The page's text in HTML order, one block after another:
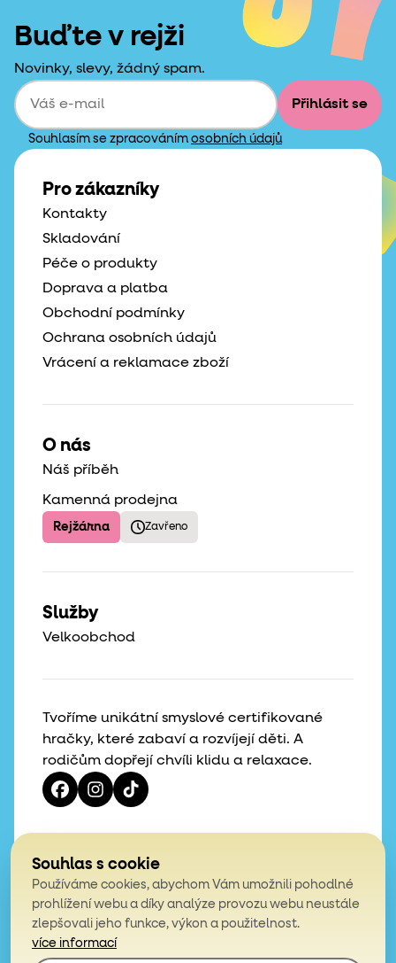
Buďte v rejži
Novinky, slevy, žádný spam.
Přihlásit se
Souhlasím se zpracováním osobních údajů
Tvoříme unikátní smyslové certifikované
hračky, které zabaví a rozvíjejí děti. A
rodičům dopřejí chvíli klidu a relaxace.
Pro zákazníky
Kontakty
Skladování
Péče o produkty
Doprava a platba
Obchodní podmínky
Ochrana osobních údajů
Vrácení a reklamace zboží
O nás
Náš příběh
Kamenná prodejna
Rejžárna Zavřeno
Služby
Velkoobchod
4,9
z celkem 200 hodnocení
Souhlas s cookie
Používáme cookies, abychom Vám umožnili pohodlné
prohlížení webu a díky analýze provozu webu neustále
zlepšovali jeho funkce, výkon a použitelnost.
více informací